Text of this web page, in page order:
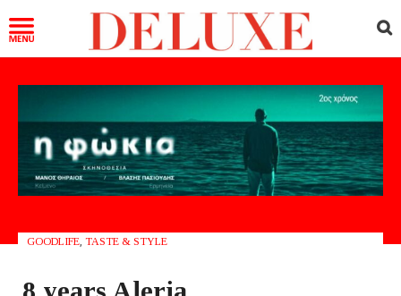
GOODLIFE TASTE & STYLE
8 years Aleria